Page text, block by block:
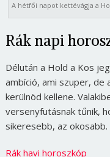
A hétfői napot kettévágja a
Rák napi
Délután a Hold a Kos
ambíció, ami szuper,
kerülnöd kellene.
versenyfutásnak tűnik,
sikeresebb, az
Rák havi horoszkóp